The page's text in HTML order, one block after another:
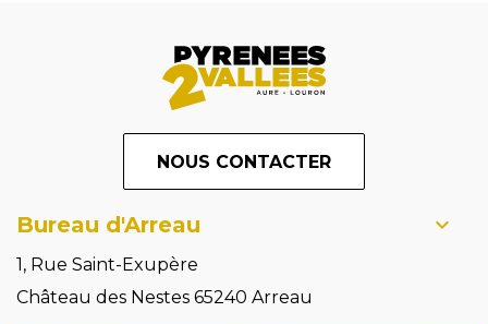
NOUS CONTACTER
Bureau d'Arreau
1, Rue Saint-Exupère
Château des Nestes 65240 Arreau